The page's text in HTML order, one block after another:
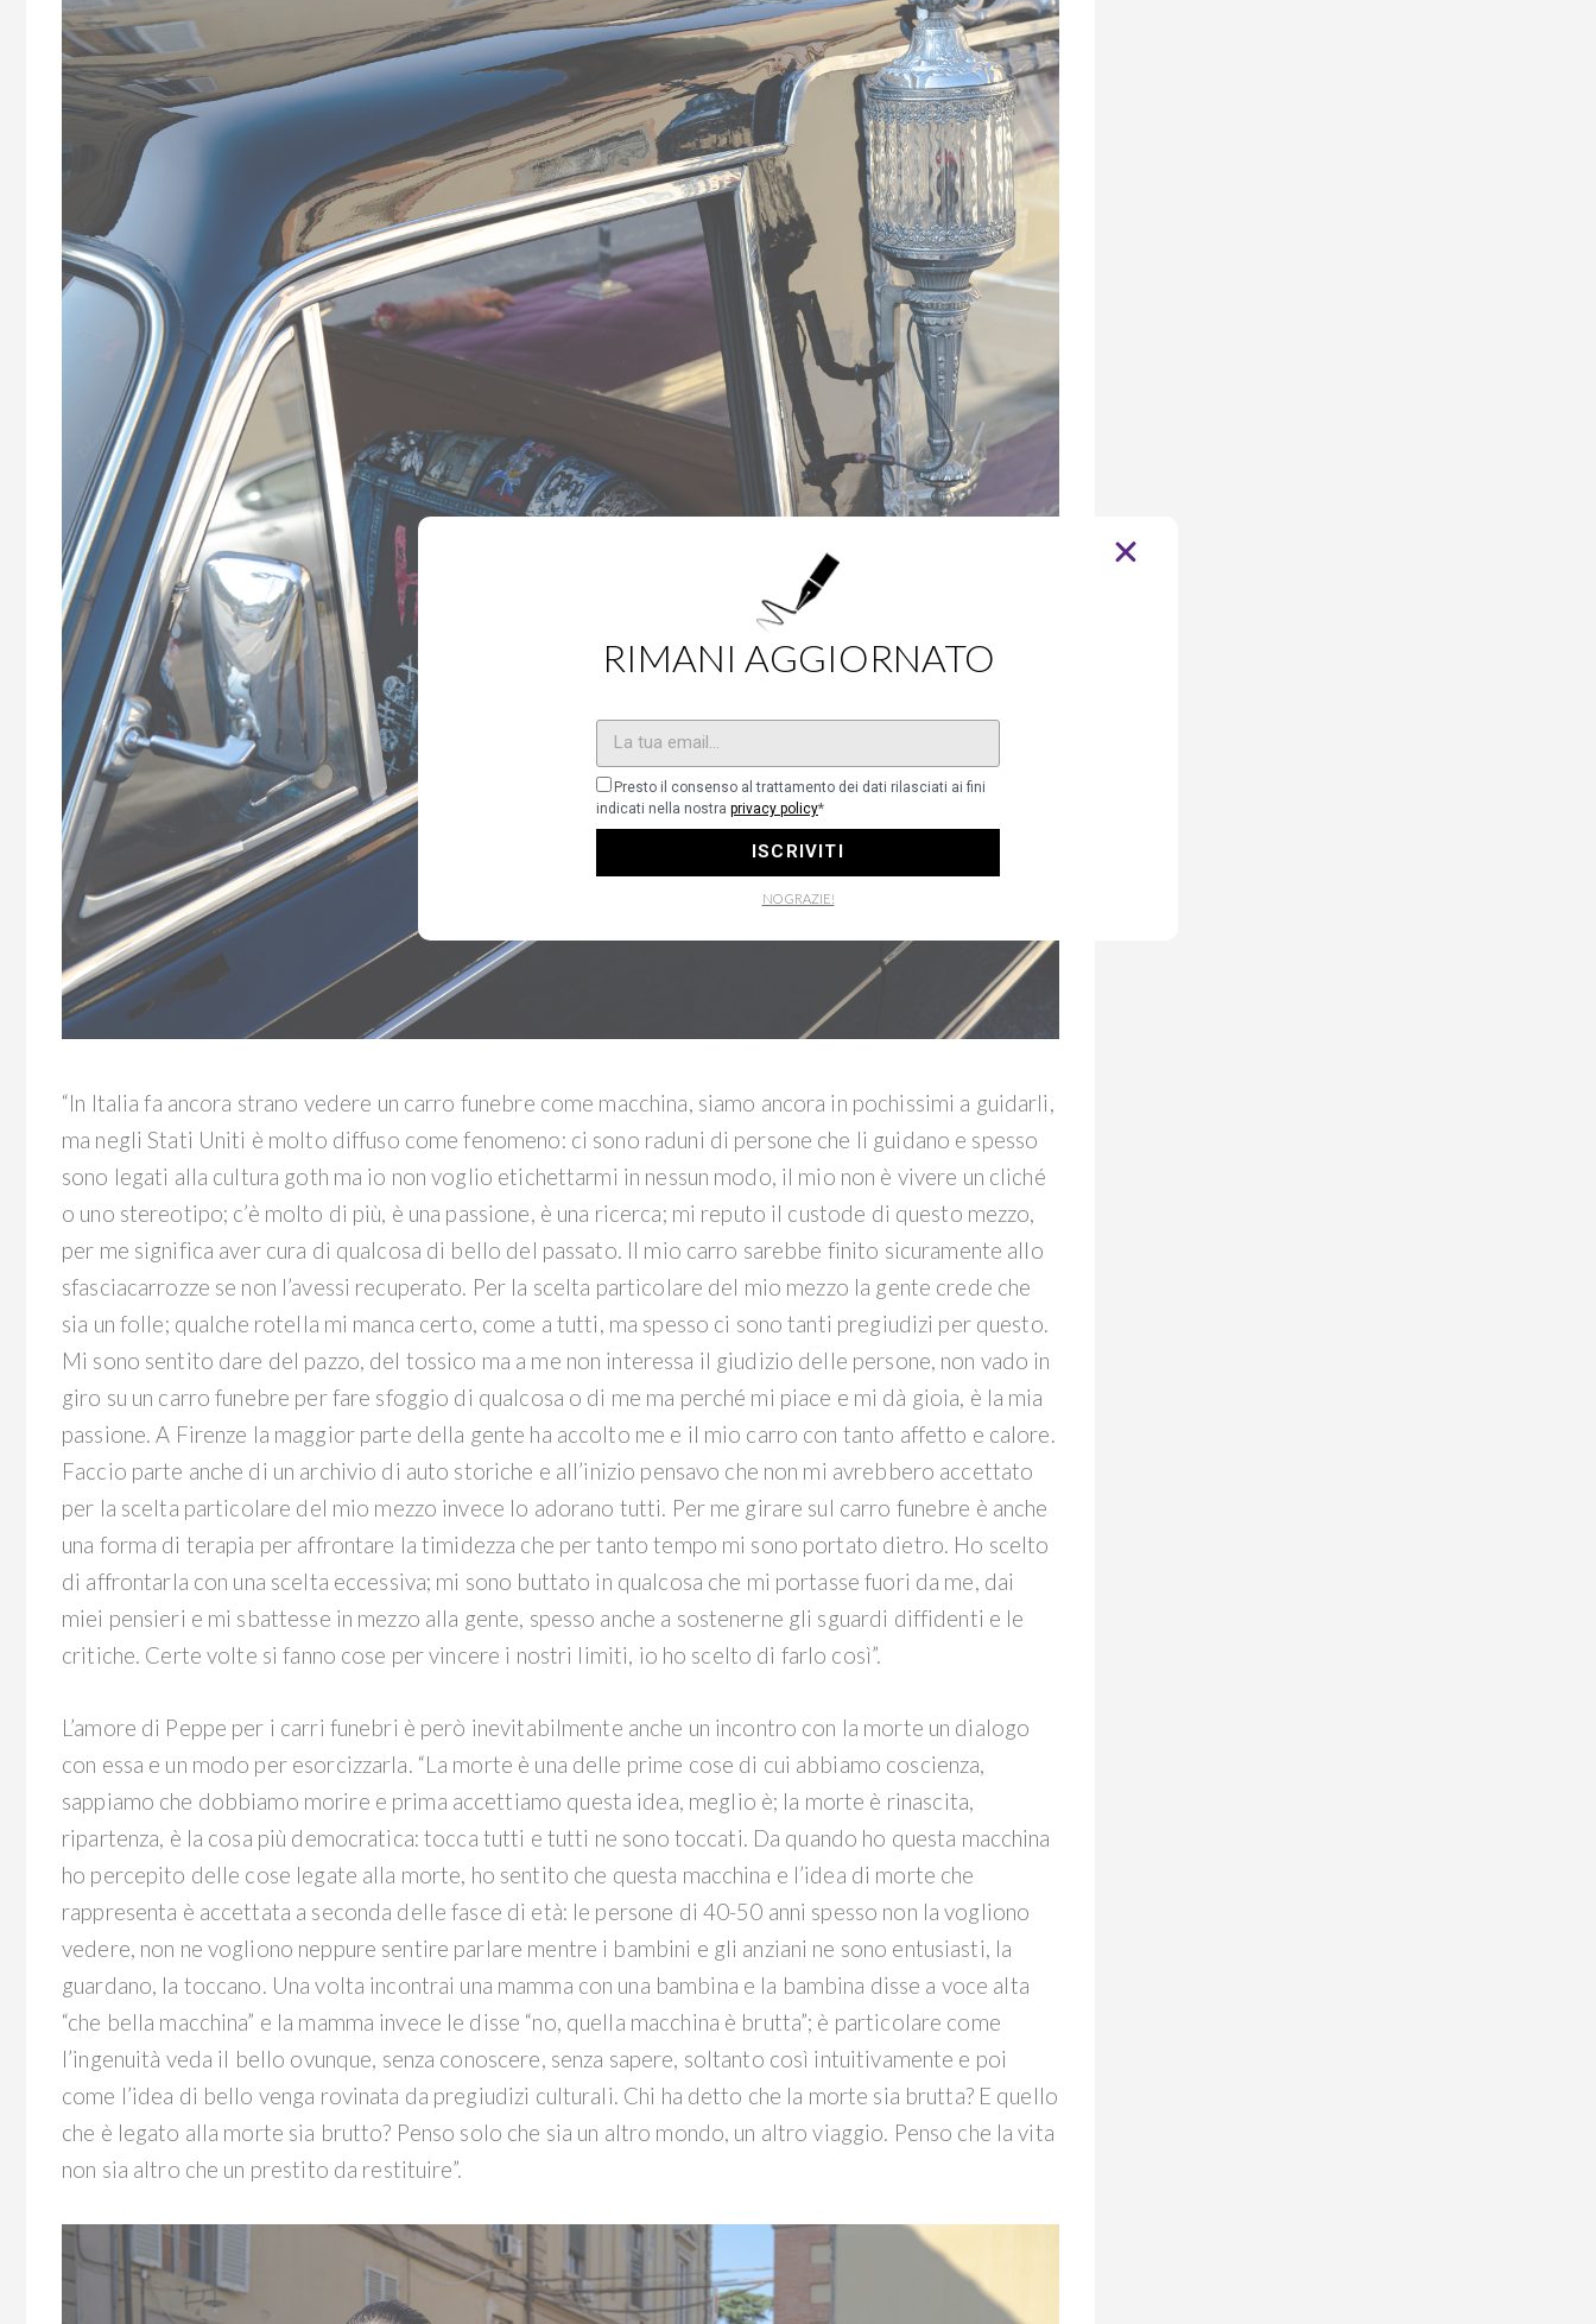
“In Italia fa ancora strano vedere un carro funebre come macchina, siamo ancora in pochissimi a guidarli,
ma negli Stati Uniti è molto diffuso come fenomeno: ci sono raduni di persone che li guidano e spesso
sono legati alla cultura goth ma io non voglio etichettarmi in nessun modo, il mio non è vivere un cliché
o uno stereotipo; c’è molto di più, è una passione, è una ricerca; mi reputo il custode di questo mezzo,
per me significa aver cura di qualcosa di bello del passato. Il mio carro sarebbe finito sicuramente allo
sfasciacarrozze se non l’avessi recuperato. Per la scelta particolare del mio mezzo la gente crede che
sia un folle; qualche rotella mi manca certo, come a tutti, ma spesso ci sono tanti pregiudizi per questo.
Mi sono sentito dare del pazzo, del tossico ma a me non interessa il giudizio delle persone, non vado in
giro su un carro funebre per fare sfoggio di qualcosa o di me ma perché mi piace e mi dà gioia, è la mia
passione. A Firenze la maggior parte della gente ha accolto me e il mio carro con tanto affetto e calore.
Faccio parte anche di un archivio di auto storiche e all’inizio pensavo che non mi avrebbero accettato
per la scelta particolare del mio mezzo invece lo adorano tutti. Per me girare sul carro funebre è anche
una forma di terapia per affrontare la timidezza che per tanto tempo mi sono portato dietro. Ho scelto
di affrontarla con una scelta eccessiva; mi sono buttato in qualcosa che mi portasse fuori da me, dai
miei pensieri e mi sbattesse in mezzo alla gente, spesso anche a sostenerne gli sguardi diffidenti e le
critiche. Certe volte si fanno cose per vincere i nostri limiti, io ho scelto di farlo così”.
L’amore di Peppe per i carri funebri è però inevitabilmente anche un incontro con la morte un dialogo
con essa e un modo per esorcizzarla. “La morte è una delle prime cose di cui abbiamo coscienza,
sappiamo che dobbiamo morire e prima accettiamo questa idea, meglio è; la morte è rinascita,
ripartenza, è la cosa più democratica: tocca tutti e tutti ne sono toccati. Da quando ho questa macchina
ho percepito delle cose legate alla morte, ho sentito che questa macchina e l’idea di morte che
rappresenta è accettata a seconda delle fasce di età: le persone di 40-50 anni spesso non la vogliono
vedere, non ne vogliono neppure sentire parlare mentre i bambini e gli anziani ne sono entusiasti, la
guardano, la toccano. Una volta incontrai una mamma con una bambina e la bambina disse a voce alta
“che bella macchina” e la mamma invece le disse “no, quella macchina è brutta”; è particolare come
l’ingenuità veda il bello ovunque, senza conoscere, senza sapere, soltanto così intuitivamente e poi
come l’idea di bello venga rovinata da pregiudizi culturali. Chi ha detto che la morte sia brutta? E quello
che è legato alla morte sia brutto? Penso solo che sia un altro mondo, un altro viaggio. Penso che la vita
non sia altro che un prestito da restituire”.
RIMANI AGGIORNATO
Presto il consenso al trattamento dei dati rilasciati ai fini
indicati nella nostra privacy policy*
ISCRIVITI
NO GRAZIE!